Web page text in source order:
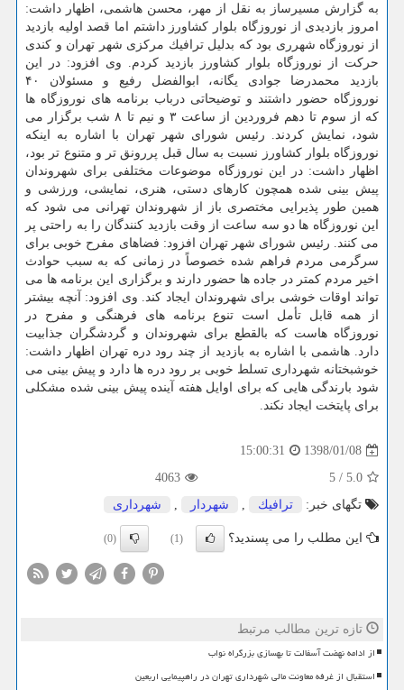
به گزارش مسیرساز به نقل از مهر، محسن هاشمی، اظهار داشت:
امروز بازدیدی از نوروزگاه بلوار كشاورز داشتم اما قصد اولیه بازدید
از نوروزگاه شهرری بود كه بدلیل ترافیك مركزی شهر تهران و كندی
حركت از نوروزگاه بلوار كشاورز بازدید كردم. وی افزود: در این
بازدید محمدرضا جوادی یگانه، ابوالفضل رفیع و مسئولان ۴۰
نوروزگاه حضور داشتند و توضیحاتی درباب برنامه های نوروزگاه ها
كه از سوم تا دهم فروردین از ساعت ۳ و نیم تا ۸ شب برگزار می
شود، نمایش كردند. رئیس شورای شهر تهران با اشاره به اینكه
نوروزگاه بلوار كشاورز نسبت به سال قبل پررونق تر و متنوع تر بود،
اظهار داشت: در این نوروزگاه موضوعات مختلفی برای شهروندان
پیش بینی شده همچون كارهای دستی، هنری، نمایشی، ورزشی و
همین طور پذیرایی مختصری باز از شهروندان تهرانی می شود كه
این نوروزگاه ها دو سه ساعت از وقت بازدید كنندگان را به راحتی پر
می كنند. رئیس شورای شهر تهران افزود: فضاهای مفرح خوبی برای
سرگرمی مردم فراهم شده خصوصاً در زمانی كه به سبب حوادث
اخیر مردم كمتر در جاده ها حضور دارند و برگزاری این برنامه ها می
تواند اوقات خوشی برای شهروندان ایجاد كند. وی افزود: آنچه بیشتر
از همه قابل تأمل است تنوع برنامه های فرهنگی و مفرح در
نوروزگاه هاست كه بالقطع برای شهروندان و گردشگران جذابیت
دارد. هاشمی با اشاره به بازدید از چند رود دره تهران اظهار داشت:
خوشبختانه شهرداری تسلط خوبی بر رود دره ها دارد و پیش بینی می
شود بارندگی هایی كه برای اوایل هفته آینده پیش بینی شده مشكلی
برای پایتخت ایجاد نكند.
1398/01/08
15:00:31
5.0
/
5
4063
تگهای خبر:
ترافیك , شهردار , شهرداری
این مطلب را می پسندید؟ (1)
(0)
تازه ترین مطالب مرتبط
از ادامه نهضت آسفالت تا بهسازی بزرگراه نواب
استقبال از غرفه معاونت مالی شهرداری تهران در راهپیمایی اربعین